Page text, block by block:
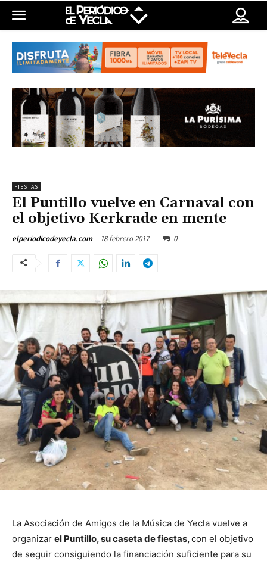
FIESTAS
El Puntillo vuelve en Carnaval con
el objetivo Kerkrade en mente
elperiodicodeyecla.com 18 febrero 2017 0
La Asociación de Amigos de la Música de Yecla vuelve a
organizar el Puntillo, su caseta de fiestas,con el objetivo
de seguir consiguiendo la financiación suficiente para su